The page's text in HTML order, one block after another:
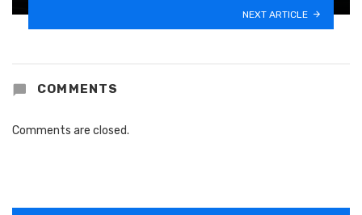
NEXT ARTICLE
COMMENTS
Comments are closed.